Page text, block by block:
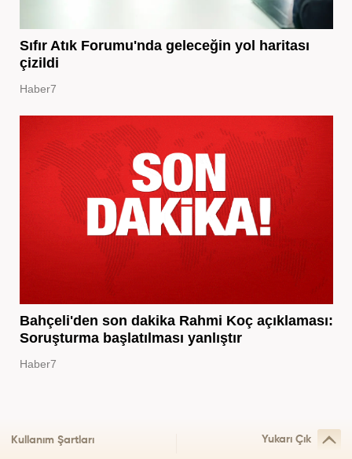
Sıfır Atık Forumu'nda geleceğin yol haritası
çizildi
Haber7
Bahçeli'den son dakika Rahmi Koç açıklaması:
Soruşturma başlatılması yanlıştır
Haber7
Kullanım Şartları Yukarı Çık